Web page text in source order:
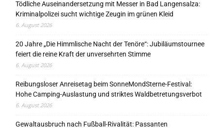
Tödliche Auseinandersetzung mit Messer in Bad Langensalza:
Kriminalpolizei sucht wichtige Zeugin im grünen Kleid
6. August 2026
20 Jahre „Die Himmlische Nacht der Tenöre“: Jubiläumstournee
feiert die reine Kraft der unversehrten Stimme
6. August 2026
Reibungsloser Anreisetag beim SonneMondSterne-Festival:
Hohe Camping-Auslastung und striktes Waldbetretungsverbot
6. August 2026
Gewaltausbruch nach Fußball-Rivalität: Passanten